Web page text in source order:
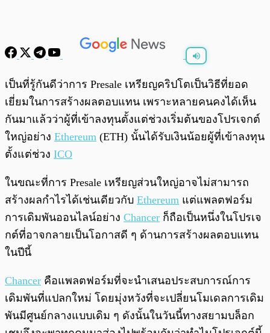
พร้อมเล่น 0:00/
เป็นที่รู้กันดีว่าการ Presale เหรียญคริปโตเป็นวิธีที่ยอด
เยี่ยมในการสร้างผลตอบแทน เพราะหลายคนคงได้เห็น
กันมาแล้วว่าผู้ที่เข้าลงทุนตั้งแต่ช่วงเริ่มต้นของโปรเจกต์
ใหญ่อย่าง Ethereum (ETH) นั้นได้รับเงินน้อยผู้ที่เข้าลงทุน
ตั้งแต่ช่วง ICO
ในขณะที่การ Presale เหรียญส่วนใหญ่อาจไม่สามารถ
สร้างผลกำไรได้เช่นเดียวกับ Ethereum แต่แพลตฟอร์ม
การเดิมพันออนไลน์อย่าง Chancer ก็ถือเป็นหนึ่งในโปรเจ
กต์ที่อาจกลายเป็นโอกาสดี ๆ ด้านการสร้างผลตอบแทน
ในปีนี้
Chancer คือแพลตฟอร์มที่จะนำเสนอประสบการณ์การ
เดิมพันที่แปลกใหม่ โดยมุ่งหวังที่จะเปลี่ยนโมเดลการเดิม
พันมีศูนย์กลางแบบเดิม ๆ ดังนั้นในวันนี้ทางสยามบล็อก